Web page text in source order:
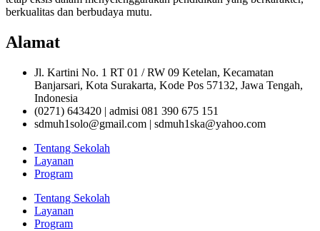
berkualitas dan berbudaya mutu.
Alamat
Jl. Kartini No. 1 RT 01 / RW 09 Ketelan, Kecamatan
Banjarsari, Kota Surakarta, Kode Pos 57132, Jawa Tengah,
Indonesia
(0271) 643420 | admisi 081 390 675 151
sdmuh1solo@gmail.com | sdmuh1ska@yahoo.com
Tentang Sekolah
Layanan
Program
Tentang Sekolah
Layanan
Program